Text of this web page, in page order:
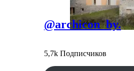
@archicon_by.
5,7k Подписчиков